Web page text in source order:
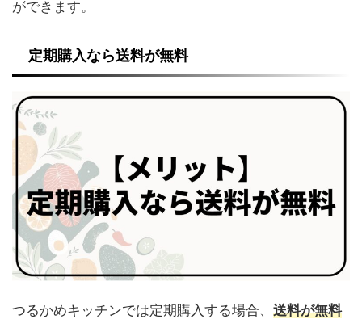
ができます。
定期購入なら送料が無料
つるかめキッチンでは定期購入する場合、 送料が無料